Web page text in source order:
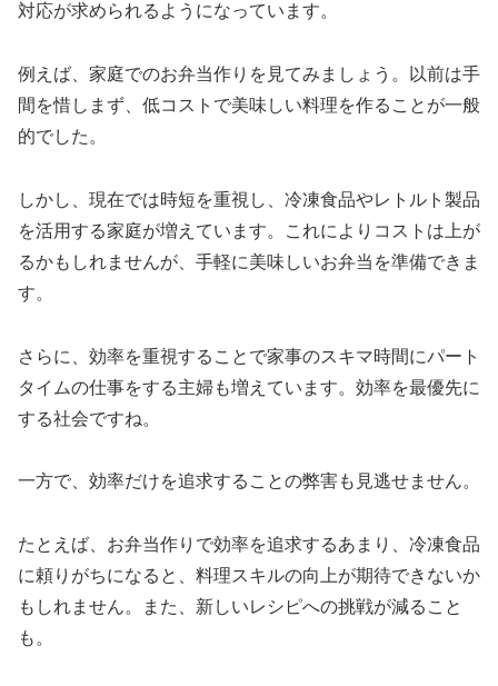
対応が求められるようになっています。
例えば、家庭でのお弁当作りを見てみましょう。以前は手
間を惜しまず、低コストで美味しい料理を作ることが一般
的でした。
しかし、現在では時短を重視し、冷凍食品やレトルト製品
を活用する家庭が増えています。これによりコストは上が
るかもしれませんが、手軽に美味しいお弁当を準備できま
す。
さらに、効率を重視することで家事のスキマ時間にパート
タイムの仕事をする主婦も増えています。効率を最優先に
する社会ですね。
一方で、効率だけを追求することの弊害も見逃せません。
たとえば、お弁当作りで効率を追求するあまり、冷凍食品
に頼りがちになると、料理スキルの向上が期待できないか
もしれません。また、新しいレシピへの挑戦が減ること
も。